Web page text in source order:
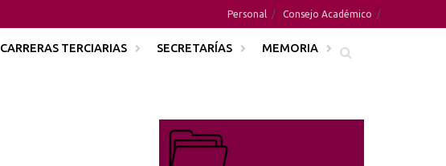
Personal Consejo Académico
CARRERAS TERCIARIAS SECRETARÍAS MEMORIA